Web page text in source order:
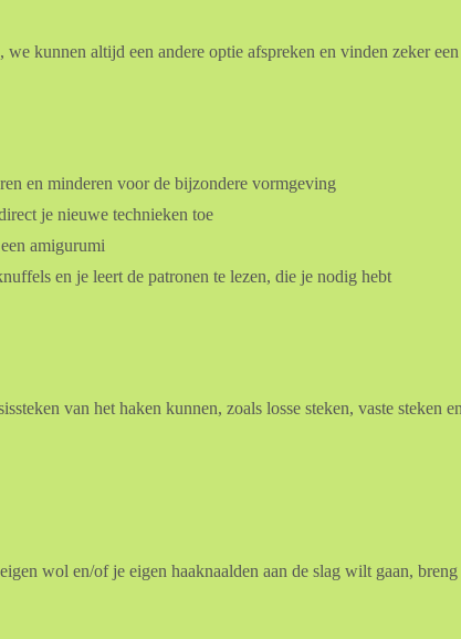
kunnen altijd een andere optie afspreken en vinden zeker
en minderen voor de bijzondere vormgeving
je nieuwe technieken toe
amigurumi
en je leert de patronen te lezen, die je nodig hebt
van het haken kunnen, zoals losse steken, vaste steken
wol en/of je eigen haaknaalden aan de slag wilt gaan, breng